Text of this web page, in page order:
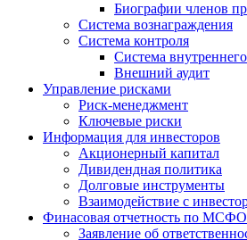
Биографии членов
Система вознаграждения
Система контроля
Система
Внешний аудит
Управление рисками
Риск-менеджмент
Ключевые риски
Информация для инвесторов
Акционерный капитал
Дивидендная политика
Долговые инструменты
Взаимодействие с
Финасовая отчетность по МСФО
Заявление об